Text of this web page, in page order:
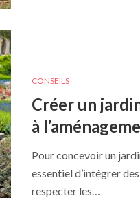
CONSEILS
Créer un
à
Pour concevoir un
essentiel d’intégrer
respecter les…